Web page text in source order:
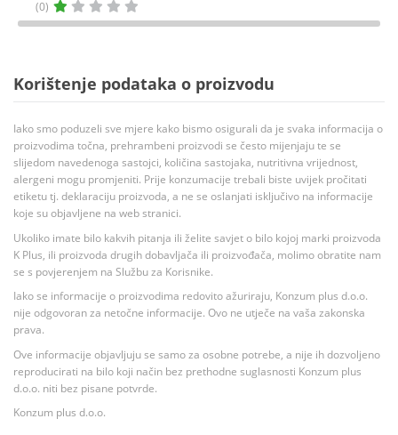
(0)
Korištenje podataka o proizvodu
Iako smo poduzeli sve mjere kako bismo osigurali da je svaka informacija o
proizvodima točna, prehrambeni proizvodi se često mijenjaju te se
slijedom navedenoga sastojci, količina sastojaka, nutritivna vrijednost,
alergeni mogu promjeniti. Prije konzumacije trebali biste uvijek pročitati
etiketu tj. deklaraciju proizvoda, a ne se oslanjati isključivo na informacije
koje su objavljene na web stranici.
Ukoliko imate bilo kakvih pitanja ili želite savjet o bilo kojoj marki proizvoda
K Plus, ili proizvoda drugih dobavljača ili proizvođača, molimo obratite nam
se s povjerenjem na Službu za Korisnike.
Iako se informacije o proizvodima redovito ažuriraju, Konzum plus d.o.o.
nije odgovoran za netočne informacije. Ovo ne utječe na vaša zakonska
prava.
Ove informacije objavljuju se samo za osobne potrebe, a nije ih dozvoljeno
reproducirati na bilo koji način bez prethodne suglasnosti Konzum plus
d.o.o. niti bez pisane potvrde.
Konzum plus d.o.o.